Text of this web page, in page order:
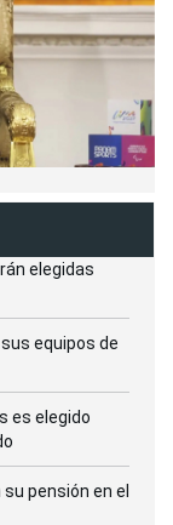
elegidas
equipos de
es elegido
su pensión en el